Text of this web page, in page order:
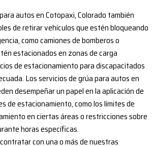
autos en Cotopaxi, Colorado también
de retirar vehículos que estén bloqueando
como camiones de bomberos o
estacionados en zonas de carga
de estacionamiento para discapacitados
Los servicios de grúa para autos en
desempeñar un papel en la aplicación de
de estacionamiento, como los límites de
en ciertas áreas o restricciones sobre
horas específicas.
con una o más de nuestras